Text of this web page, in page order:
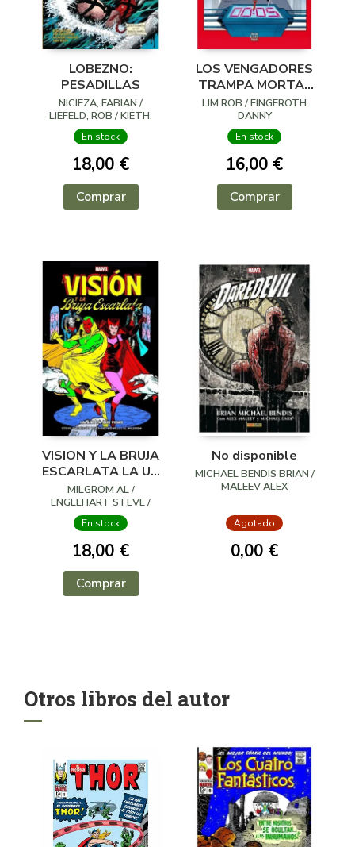
LOBEZNO:
PESADILLAS
NICIEZA, FABIAN /
LIEFELD, ROB / KIETH,
SAM / VVAA
En stock
18,00 €
Comprar
LOS VENGADORES
TRAMPA MORTAL
LA BOVEDA
LIM ROB / FINGEROTH
DANNY
En stock
16,00 €
Comprar
VISION Y LA BRUJA
ESCARLATA LA UN
AÑO EN SUS VIDAS
MILGROM AL /
ENGLEHART STEVE /
HOWELL RICHARD
En stock
18,00 €
Comprar
No disponible
MICHAEL BENDIS BRIAN /
MALEEV ALEX
Agotado
0,00 €
Otros libros del autor